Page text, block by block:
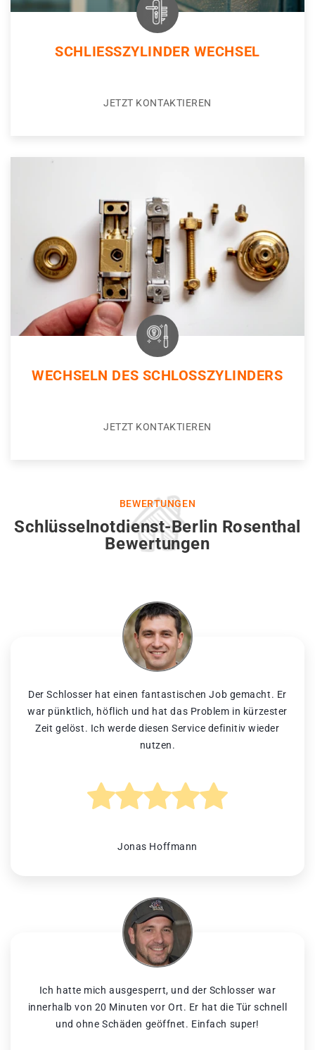
SCHLIESSZYLINDER WECHSEL
JETZT KONTAKTIEREN
WECHSELN DES SCHLOSSZYLINDERS
JETZT KONTAKTIEREN
BEWERTUNGEN
Schlüsselnotdienst-Berlin Rosenthal
Bewertungen
Der Schlosser hat einen fantastischen Job gemacht. Er
war pünktlich, höflich und hat das Problem in kürzester
Zeit gelöst. Ich werde diesen Service definitiv wieder
nutzen.
Jonas Hoffmann
Ich hatte mich ausgesperrt, und der Schlosser war
innerhalb von 20 Minuten vor Ort. Er hat die Tür schnell
und ohne Schäden geöffnet. Einfach super!